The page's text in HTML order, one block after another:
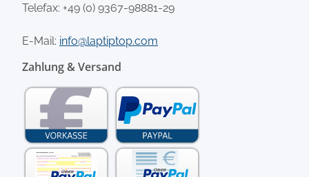
Telefax: +49 (0) 9367-98881-29
E-Mail: info@laptiptop.com
Zahlung & Versand